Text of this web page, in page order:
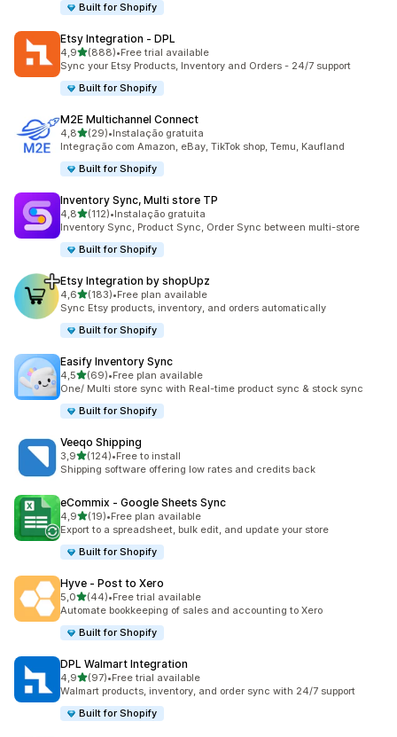
Built for Shopify
Etsy Integration ‑ DPL
4,9de 5 estrelas
(888)
888 total de avaliações
•Free trial available
Sync your Etsy Products, Inventory and Orders - 24/7 support
Built for Shopify
M2E Multichannel Connect
4,8de 5 estrelas
(29)
29 total de avaliações
•Instalação gratuita
Integração com Amazon, eBay, TikTok shop, Temu, Kaufland
Built for Shopify
Inventory Sync, Multi store TP
4,8de 5 estrelas
(112)
112 total de avaliações
•Instalação gratuita
Inventory Sync, Product Sync, Order Sync between multi-store
Built for Shopify
Etsy Integration by shopUpz
4,6de 5 estrelas
(183)
183 total de avaliações
•Free plan available
Sync Etsy products, inventory, and orders automatically
Built for Shopify
Easify Inventory Sync
4,5de 5 estrelas
(69)
69 total de avaliações
•Free plan available
One/ Multi store sync with Real-time product sync & stock sync
Built for Shopify
Veeqo Shipping
3,9de 5 estrelas
(124)
124 total de avaliações
•Free to install
Shipping software offering low rates and credits back
eCommix ‑ Google Sheets Sync
4,9de 5 estrelas
(19)
19 total de avaliações
•Free plan available
Export to a spreadsheet, bulk edit, and update your store
Built for Shopify
Hyve ‑ Post to Xero
5,0de 5 estrelas
(44)
44 total de avaliações
•Free trial available
Automate bookkeeping of sales and accounting to Xero
Built for Shopify
DPL Walmart Integration
4,9de 5 estrelas
(97)
97 total de avaliações
•Free trial available
Walmart products, inventory, and order sync with 24/7 support
Built for Shopify